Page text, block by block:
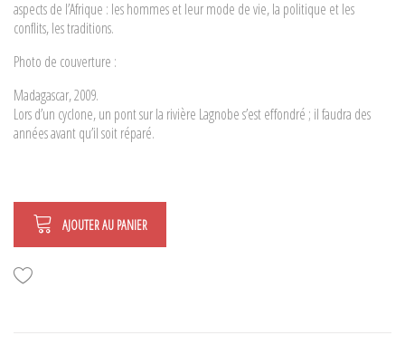
aspects de l’Afrique : les hommes et leur mode de vie, la politique et les
conflits, les traditions.
Photo de couverture :
Madagascar, 2009.
Lors d’un cyclone, un pont sur la rivière Lagnobe s’est effondré ; il faudra des
années avant qu’il soit réparé.
AJOUTER AU PANIER